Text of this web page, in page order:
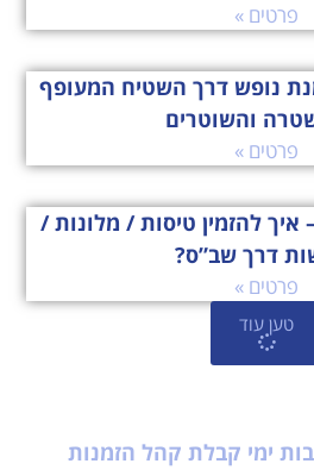
פרטים »
נופש דרך השטיח המעופף
והשוטרים
פרטים »
להזמין טיסות / מלונות /
דרך שב”ס?
פרטים »
טען עוד
ימי קבלת קהל הזמנות